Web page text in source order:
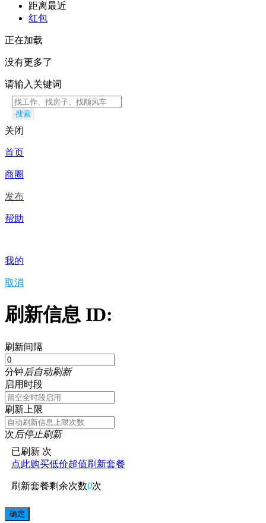
距离最近
红包
正在加载
没有更多了
请输入关键词
搜索
关闭
首页
商圈
发布
帮助
我的
取消
刷新信息 ID:
刷新间隔
分钟后自动刷新
启用时段
刷新上限
次后停止刷新
已刷新 次
点此购买低价超值刷新套餐
刷新套餐剩余次数0次